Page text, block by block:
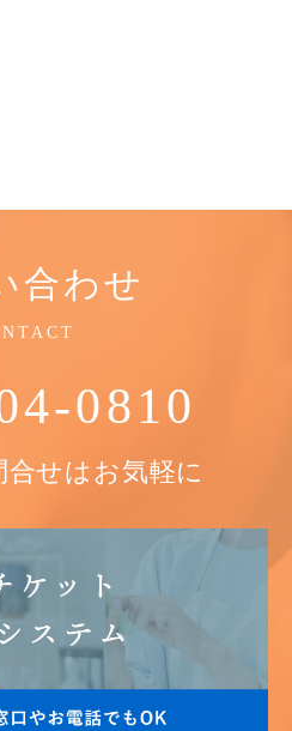
合わせ
0810
合せはお気軽に